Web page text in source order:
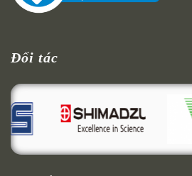
Đối tác